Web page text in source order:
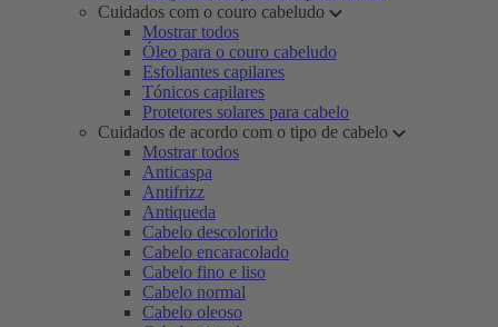
Cuidados com o couro cabeludo
Mostrar todos
Óleo para o couro cabeludo
Esfoliantes capilares
Tónicos capilares
Protetores solares para cabelo
Cuidados de acordo com o tipo de cabelo
Mostrar todos
Anticaspa
Antifrizz
Antiqueda
Cabelo descolorido
Cabelo encaracolado
Cabelo fino e liso
Cabelo normal
Cabelo oleoso